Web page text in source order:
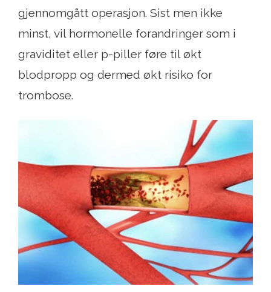
gjennomgått operasjon. Sist men ikke
minst, vil hormonelle forandringer som i
graviditet eller p-piller føre til økt
blodpropp og dermed økt risiko for
trombose.